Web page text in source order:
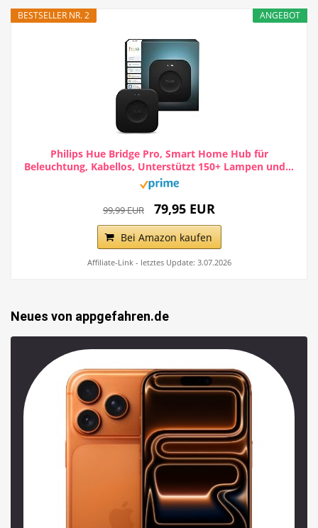
ANGEBOT
BESTSELLER NR. 2
Philips Hue Bridge Pro, Smart Home Hub für
Beleuchtung, Kabellos, Unterstützt 150+ Lampen und...
99,99 EUR 79,95 EUR
Bei Amazon kaufen
Affiliate-Link - letztes Update: 3.07.2026
Neues von appgefahren.de